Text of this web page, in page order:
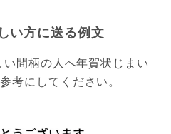
い方に送る例文
間柄の人へ年賀状じまい
考にしてください。